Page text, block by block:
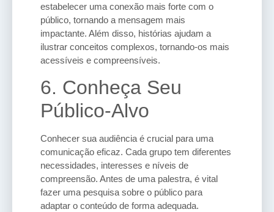
estabelecer uma conexão mais forte com o
público, tornando a mensagem mais
impactante. Além disso, histórias ajudam a
ilustrar conceitos complexos, tornando-os mais
acessíveis e compreensíveis.
6. Conheça Seu
Público-Alvo
Conhecer sua audiência é crucial para uma
comunicação eficaz. Cada grupo tem diferentes
necessidades, interesses e níveis de
compreensão. Antes de uma palestra, é vital
fazer uma pesquisa sobre o público para
adaptar o conteúdo de forma adequada.